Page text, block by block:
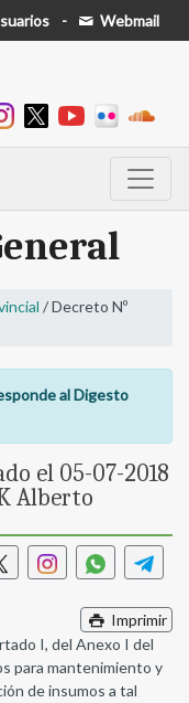
- Webmail
/ Decreto Nº
al Digesto
el 05-07-2018
Alberto
Imprimir
I, del Anexo I del
para mantenimiento y
de insumos a tal